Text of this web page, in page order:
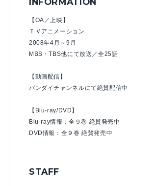
【OA／上映】
ＴＶアニメーション
2008年4月～9月
MBS・TBS他にて放送／全25話
【動画配信】
バンダイチャンネルにて絶賛配信中
【Blu-ray/DVD】
Blu-ray情報：全９巻 絶賛発売中
DVD情報：全９巻 絶賛発売中
STAFF